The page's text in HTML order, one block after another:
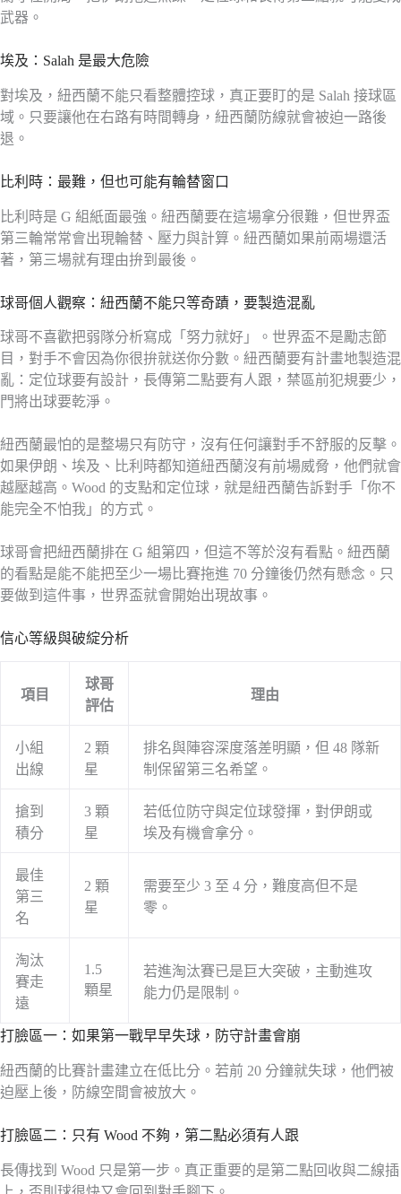
武器。
埃及：Salah 是最大危險
對埃及，紐西蘭不能只看整體控球，真正要盯的是 Salah 接球區
域。只要讓他在右路有時間轉身，紐西蘭防線就會被迫一路後
退。
比利時：最難，但也可能有輪替窗口
比利時是 G 組紙面最強。紐西蘭要在這場拿分很難，但世界盃
第三輪常常會出現輪替、壓力與計算。紐西蘭如果前兩場還活
著，第三場就有理由拚到最後。
球哥個人觀察：紐西蘭不能只等奇蹟，要製造混亂
球哥不喜歡把弱隊分析寫成「努力就好」。世界盃不是勵志節
目，對手不會因為你很拚就送你分數。紐西蘭要有計畫地製造混
亂：定位球要有設計，長傳第二點要有人跟，禁區前犯規要少，
門將出球要乾淨。
紐西蘭最怕的是整場只有防守，沒有任何讓對手不舒服的反擊。
如果伊朗、埃及、比利時都知道紐西蘭沒有前場威脅，他們就會
越壓越高。Wood 的支點和定位球，就是紐西蘭告訴對手「你不
能完全不怕我」的方式。
球哥會把紐西蘭排在 G 組第四，但這不等於沒有看點。紐西蘭
的看點是能不能把至少一場比賽拖進 70 分鐘後仍然有懸念。只
要做到這件事，世界盃就會開始出現故事。
信心等級與破綻分析
項目
球哥
評估
理由
小組
出線
2 顆
星
排名與陣容深度落差明顯，但 48 隊新
制保留第三名希望。
搶到
積分
3 顆
星
若低位防守與定位球發揮，對伊朗或
埃及有機會拿分。
最佳
第三
名
2 顆
星
需要至少 3 至 4 分，難度高但不是
零。
淘汰
賽走
遠
1.5
顆星
若進淘汰賽已是巨大突破，主動進攻
能力仍是限制。
打臉區一：如果第一戰早早失球，防守計畫會崩
紐西蘭的比賽計畫建立在低比分。若前 20 分鐘就失球，他們被
迫壓上後，防線空間會被放大。
打臉區二：只有 Wood 不夠，第二點必須有人跟
長傳找到 Wood 只是第一步。真正重要的是第二點回收與二線插